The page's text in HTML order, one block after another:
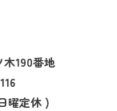
190番地
曜定休 )